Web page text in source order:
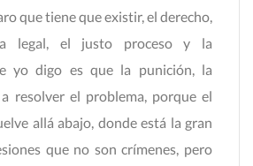
que tiene que existir, el derecho,
legal, el justo proceso y la
yo digo es que la punición, la
resolver el problema, porque el
allá abajo, donde está la gran
que no son crímenes, pero